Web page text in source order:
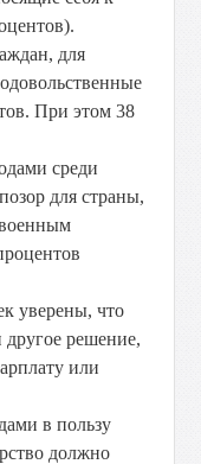
для
При этом 38
среди
для страны,
уверены, что
другое решение,
или
в пользу
должно